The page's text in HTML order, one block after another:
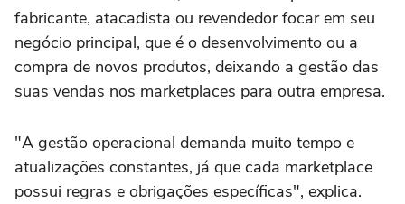
fabricante, atacadista ou revendedor focar em seu
negócio principal, que é o desenvolvimento ou a
compra de novos produtos, deixando a gestão das
suas vendas nos marketplaces para outra empresa.
"A gestão operacional demanda muito tempo e
atualizações constantes, já que cada marketplace
possui regras e obrigações específicas", explica.